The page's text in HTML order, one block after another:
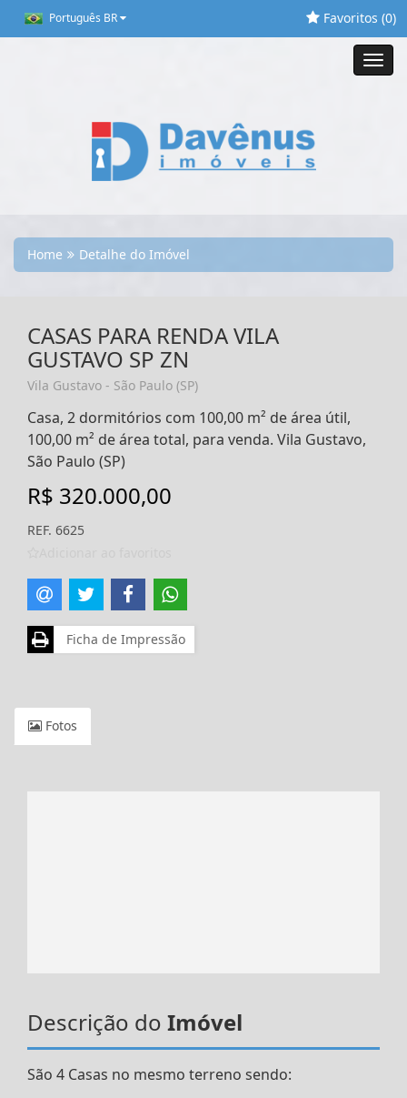
Português BR Favoritos (0)
Home Detalhe do Imóvel
CASAS PARA RENDA VILA
GUSTAVO SP ZN
Vila Gustavo - São Paulo (SP)
Casa, 2 dormitórios com 100,00 m² de área útil,
100,00 m² de área total, para venda. Vila Gustavo,
São Paulo (SP)
R$ 320.000,00
REF. 6625
Ficha de Impressão
Fotos
Descrição do Imóvel
São 4 Casas no mesmo terreno sendo: